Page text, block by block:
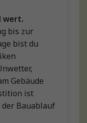
wert.
bis zur
bist du
Gebäude
ist
Bauablauf